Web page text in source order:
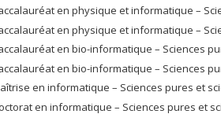
en physique et informatique –
en physique et informatique –
en bio-informatique – Sciences
en bio-informatique – Sciences
en informatique – Sciences pures et
en informatique – Sciences pures et